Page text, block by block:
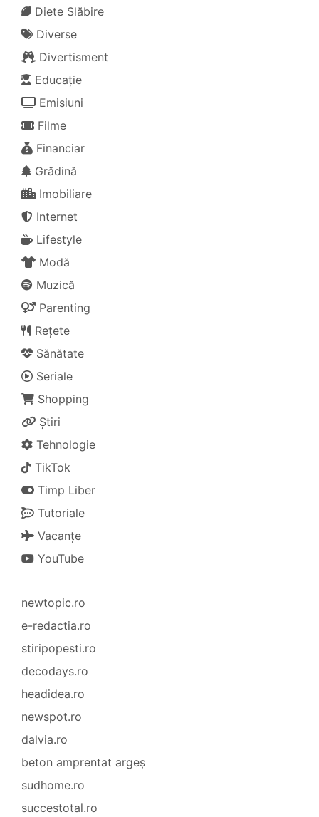
Diete Slăbire
Diverse
Divertisment
Educație
Emisiuni
Filme
Financiar
Grădină
Imobiliare
Internet
Lifestyle
Modă
Muzică
Parenting
Rețete
Sănătate
Seriale
Shopping
Știri
Tehnologie
TikTok
Timp Liber
Tutoriale
Vacanțe
YouTube
newtopic.ro
e-redactia.ro
stiripopesti.ro
decodays.ro
headidea.ro
newspot.ro
dalvia.ro
beton amprentat argeș
sudhome.ro
succestotal.ro